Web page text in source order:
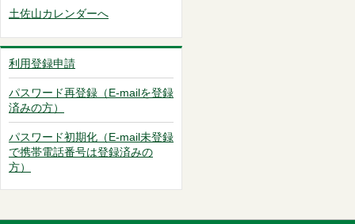
土佐山カレンダーへ
利用登録申請
パスワード再登録（E-mailを登録
済みの方）
パスワード初期化（E-mail未登録
で携帯電話番号は登録済みの
方）